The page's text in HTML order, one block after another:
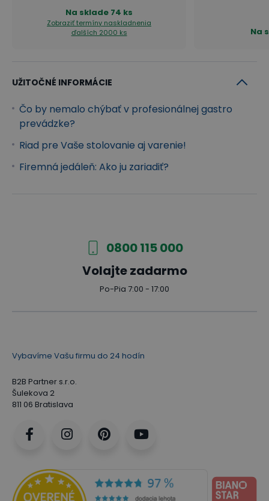
Na sklade 74 ks
Zobraziť termíny naskladnenia
ďalších 2000 ks
Na
UŽITOČNÉ INFORMÁCIE
Čo by nemalo chýbať v profesionálnej gastro
prevádzke?
Riad pre Vaše stolovanie aj varenie!
Firemná jedáleň: Ako ju zariadiť?
0800 115 000
Volajte zadarmo
Po-Pia 7:00 - 17:00
Vybavíme Vašu firmu do 24 hodín
B2B Partner s.r.o.
Šulekova 2
811 06 Bratislava